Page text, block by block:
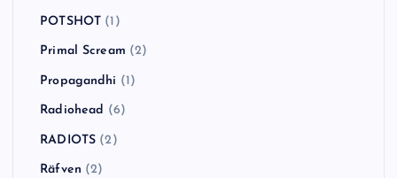
POTSHOT (1)
Primal Scream (2)
Propagandhi (1)
Radiohead (6)
RADIOTS (2)
Räfven (2)